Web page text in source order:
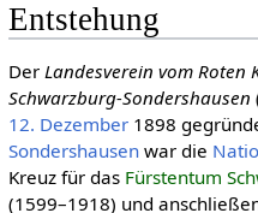
Entstehung
Der Landesverein vom Roten
Schwarzburg-Sondershausen
12. Dezember1898
Sondershausenwar die
Kreuz für das Fürstentum
(1599–1918) und